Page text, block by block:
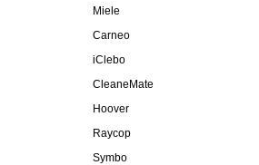
Miele
Carneo
iClebo
CleaneMate
Hoover
Raycop
Symbo